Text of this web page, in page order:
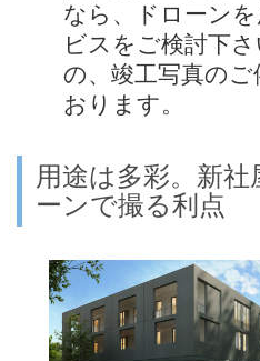
なら、ドローン
ビスをご検討下
の、竣工写真の
おります。
用途は多彩。新
ーンで撮る利点